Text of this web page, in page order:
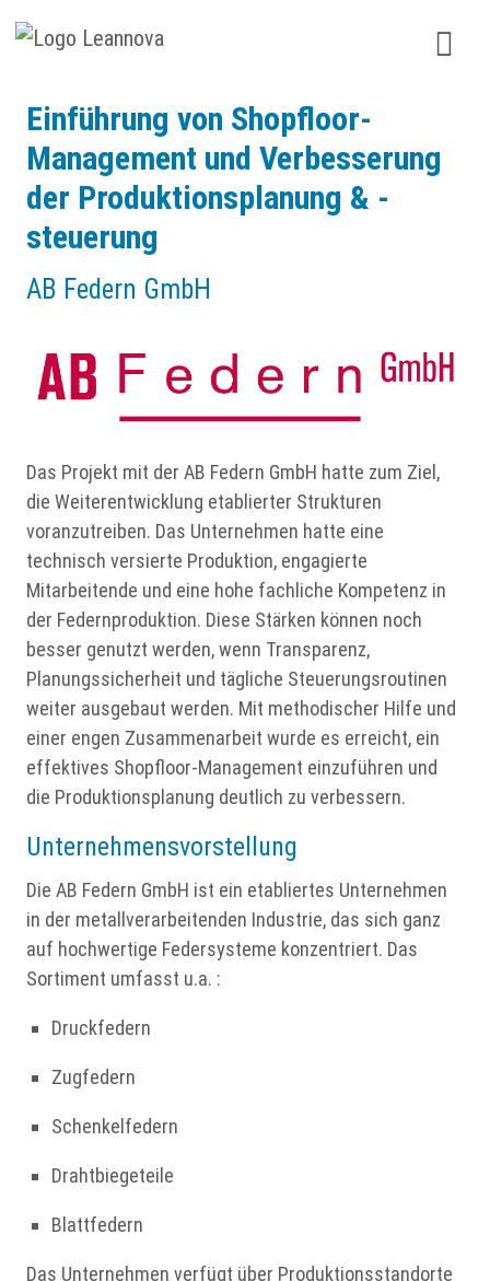
Start Referenzen AB-Federn GmbH
Einführung von Shopfloor-
Management und Verbesserung
der Produktionsplanung & -
steuerung
AB Federn GmbH
Das Projekt mit der AB Federn GmbH hatte zum Ziel,
die Weiterentwicklung etablierter Strukturen
voranzutreiben. Das Unternehmen hatte eine
technisch versierte Produktion, engagierte
Mitarbeitende und eine hohe fachliche Kompetenz in
der Federnproduktion. Diese Stärken können noch
besser genutzt werden, wenn Transparenz,
Planungssicherheit und tägliche Steuerungsroutinen
weiter ausgebaut werden. Mit methodischer Hilfe und
einer engen Zusammenarbeit wurde es erreicht, ein
effektives Shopfloor-Management einzuführen und
die Produktionsplanung deutlich zu verbessern.
Unternehmensvorstellung
Die AB Federn GmbH ist ein etabliertes Unternehmen
in der metallverarbeitenden Industrie, das sich ganz
auf hochwertige Federsysteme konzentriert. Das
Sortiment umfasst u.a. :
Druckfedern
Zugfedern
Schenkelfedern
Drahtbiegeteile
Blattfedern
Das Unternehmen verfügt über Produktionsstandorte